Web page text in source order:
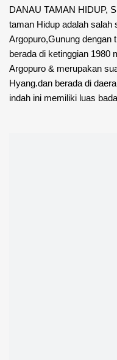
DANAU TAMAN HIDUP,
taman Hidup adalah salah
Argopuro,Gunung dengan
berada di ketinggian 1980
Argopuro & merupakan
Hyang.dan berada di
indah ini memiliki luas